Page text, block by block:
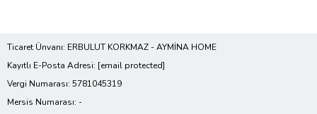
Ticaret Ünvanı: ERBULUT KORKMAZ - AYMİNA HOME
Kayıtlı E-Posta Adresi: [email protected]
Vergi Numarası: 5781045319
Mersis Numarası: -